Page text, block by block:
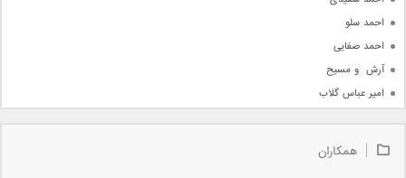
احمد سلو
احمد صفایی
آرش  و مسیح
امیر عباس گلاب
امیر علی
همکاران